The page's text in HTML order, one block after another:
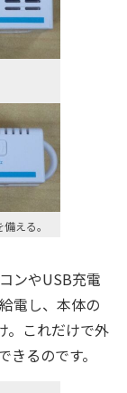
える。
ンやUSB充電
電し、本体の
。これだけで外
るのです。